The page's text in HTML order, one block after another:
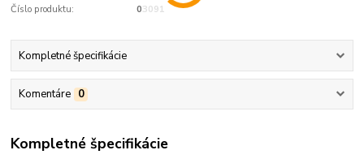
Číslo produktu: 03091
Kompletné špecifikácie
Komentáre 0
Kompletné špecifikácie